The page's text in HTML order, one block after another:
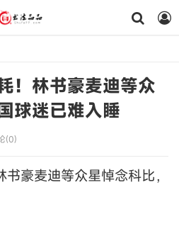
！林书豪麦迪等众
球迷已难入睡
(0)
豪麦迪等众星悼念科比，